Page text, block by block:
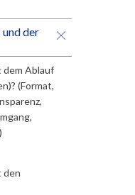
der
dem Ablauf
(Format,
den